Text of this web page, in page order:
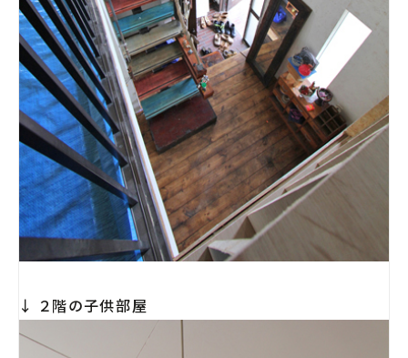
↓ ２階の子供部屋